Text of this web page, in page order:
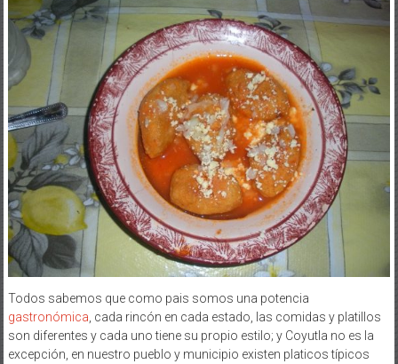
Todos sabemos que como pais somos una potencia
gastronómica, cada rincón en cada estado, las comidas y platillos
son diferentes y cada uno tiene su propio estilo; y Coyutla no es la
excepción, en nuestro pueblo y municipio existen platicos típicos
muy propios y con un estilo coyuteco muy definido que hacen